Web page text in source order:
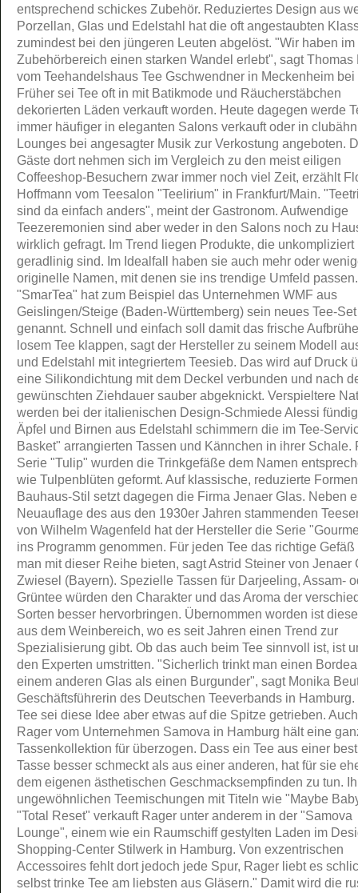
entsprechend schickes Zubehör. Reduziertes Design aus
Porzellan, Glas und Edelstahl hat die oft angestaubten
zumindest bei den jüngeren Leuten abgelöst. "Wir haben im
Zubehörbereich einen starken Wandel erlebt", sagt Thomas
vom Teehandelshaus Tee Gschwendner in Meckenheim bei
Früher sei Tee oft in mit Batikmode und Räucherstäbchen
dekorierten Läden verkauft worden. Heute dagegen werde
immer häufiger in eleganten Salons verkauft oder in
Lounges bei angesagter Musik zur Verkostung angeboten.
Gäste dort nehmen sich im Vergleich zu den meist eiligen
Coffeeshop-Besuchern zwar immer noch viel Zeit, erzählt
Hoffmann vom Teesalon "Teelirium" in Frankfurt/Main.
sind da einfach anders", meint der Gastronom. Aufwendige
Teezeremonien sind aber weder in den Salons noch zu
wirklich gefragt. Im Trend liegen Produkte, die unkompliziert
geradlinig sind. Im Idealfall haben sie auch mehr oder
originelle Namen, mit denen sie ins trendige Umfeld passen.
"SmarTea" hat zum Beispiel das Unternehmen WMF aus
Geislingen/Steige (Baden-Württemberg) sein neues Tee-Set
genannt. Schnell und einfach soll damit das frische
losem Tee klappen, sagt der Hersteller zu seinem Modell
und Edelstahl mit integriertem Teesieb. Das wird auf Druck
eine Silikondichtung mit dem Deckel verbunden und nach
gewünschten Ziehdauer sauber abgeknickt. Verspieltere
werden bei der italienischen Design-Schmiede Alessi
Äpfel und Birnen aus Edelstahl schimmern die im Tee-
Basket" arrangierten Tassen und Kännchen in ihrer Schale.
Serie "Tulip" wurden die Trinkgefäße dem Namen
wie Tulpenblüten geformt. Auf klassische, reduzierte
Bauhaus-Stil setzt dagegen die Firma Jenaer Glas. Neben
Neuauflage des aus den 1930er Jahren stammenden
von Wilhelm Wagenfeld hat der Hersteller die Serie
ins Programm genommen. Für jeden Tee das richtige
man mit dieser Reihe bieten, sagt Astrid Steiner von Jenaer
Zwiesel (Bayern). Spezielle Tassen für Darjeeling, Assam-
Grüntee würden den Charakter und das Aroma der
Sorten besser hervorbringen. Übernommen worden ist
aus dem Weinbereich, wo es seit Jahren einen Trend zur
Spezialisierung gibt. Ob das auch beim Tee sinnvoll ist, ist
den Experten umstritten. "Sicherlich trinkt man einen
einem anderen Glas als einen Burgunder", sagt Monika
Geschäftsführerin des Deutschen Teeverbands in Hamburg.
Tee sei diese Idee aber etwas auf die Spitze getrieben.
Rager vom Unternehmen Samova in Hamburg hält eine
Tassenkollektion für überzogen. Dass ein Tee aus einer
Tasse besser schmeckt als aus einer anderen, hat für sie
dem eigenen ästhetischen Geschmacksempfinden zu tun.
ungewöhnlichen Teemischungen mit Titeln wie "Maybe
"Total Reset" verkauft Rager unter anderem in der "Samova
Lounge", einem wie ein Raumschiff gestylten Laden im
Shopping-Center Stilwerk in Hamburg. Von exzentrischen
Accessoires fehlt dort jedoch jede Spur, Rager liebt es
selbst trinke Tee am liebsten aus Gläsern." Damit wird die